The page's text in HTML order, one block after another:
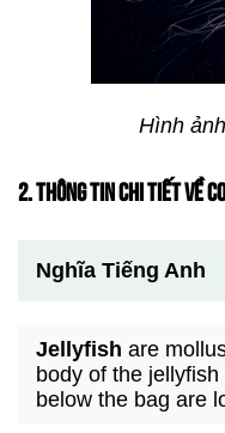
Hình
2. THÔNG TIN CHI TIẾT VỀ
Nghĩa Tiếng Anh
Jellyfish are
body of the
below the bag are